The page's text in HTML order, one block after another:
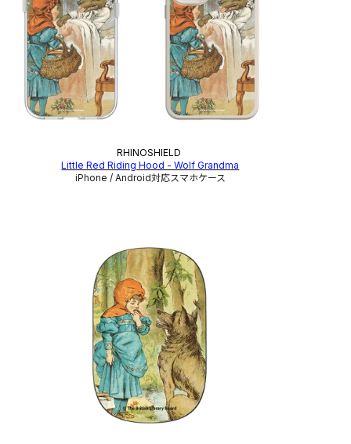
RHINOSHIELD
Little Red Riding Hood - Wolf Grandma
iPhone / Android対応スマホケース